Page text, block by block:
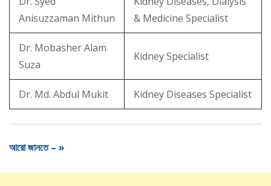
Anisuzzaman Mithun
& Medicine Specialist
Dr. Mobasher Alam
Suza
Kidney Specialist
Dr. Md. Abdul Mukit Kidney Diseases Specialist
আরো জানতে – »